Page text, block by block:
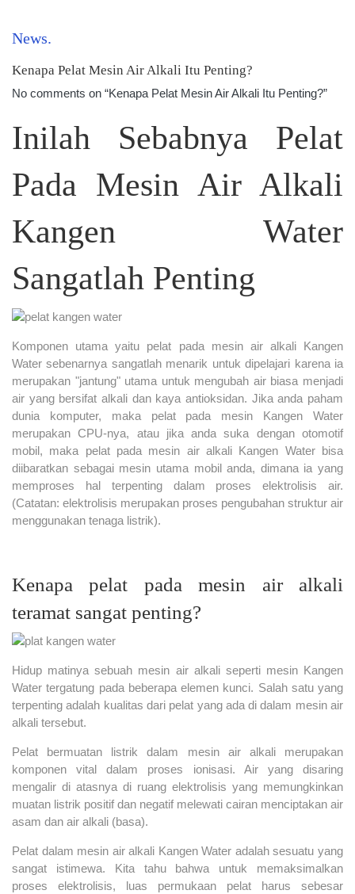
News
Kenapa Pelat Mesin Air Alkali Itu Penting?
No comments on “Kenapa Pelat Mesin Air Alkali Itu Penting?”
Inilah Sebabnya Pelat
Pada Mesin Air Alkali
Kangen Water
Sangatlah Penting
Komponen utama yaitu pelat pada mesin air alkali Kangen
Water sebenarnya sangatlah menarik untuk dipelajari karena ia
merupakan "jantung" utama untuk mengubah air biasa menjadi
air yang bersifat alkali dan kaya antioksidan. Jika anda paham
dunia komputer, maka pelat pada mesin Kangen Water
merupakan CPU-nya, atau jika anda suka dengan otomotif
mobil, maka pelat pada mesin air alkali Kangen Water bisa
diibaratkan sebagai mesin utama mobil anda, dimana ia yang
memproses hal terpenting dalam proses elektrolisis air.
(Catatan: elektrolisis merupakan proses pengubahan struktur air
menggunakan tenaga listrik).
Kenapa pelat pada mesin air alkali
teramat sangat penting?
Hidup matinya sebuah mesin air alkali seperti mesin Kangen
Water tergatung pada beberapa elemen kunci. Salah satu yang
terpenting adalah kualitas dari pelat yang ada di dalam mesin air
alkali tersebut.
Pelat bermuatan listrik dalam mesin air alkali merupakan
komponen vital dalam proses ionisasi. Air yang disaring
mengalir di atasnya di ruang elektrolisis yang memungkinkan
muatan listrik positif dan negatif melewati cairan menciptakan air
asam dan air alkali (basa).
Pelat dalam mesin air alkali Kangen Water adalah sesuatu yang
sangat istimewa. Kita tahu bahwa untuk memaksimalkan
proses elektrolisis, luas permukaan pelat harus sebesar